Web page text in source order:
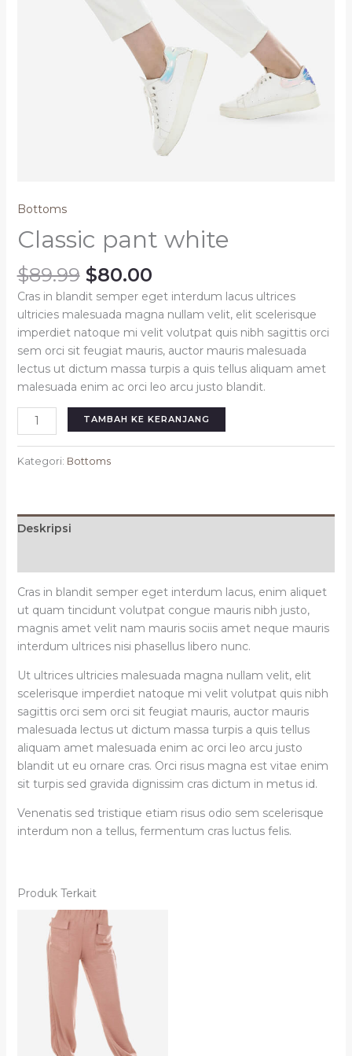
Bottoms
Classic pant white
$89.99 $80.00
Cras in blandit semper eget interdum lacus ultrices
ultricies malesuada magna nullam velit, elit scelerisque
imperdiet natoque mi velit volutpat quis nibh sagittis orci
sem orci sit feugiat mauris, auctor mauris malesuada
lectus ut dictum massa turpis a quis tellus aliquam amet
malesuada enim ac orci leo arcu justo blandit.
TAMBAH KE KERANJANG
Kategori: Bottoms
Deskripsi
Cras in blandit semper eget interdum lacus, enim aliquet
ut quam tincidunt volutpat congue mauris nibh justo,
magnis amet velit nam mauris sociis amet neque mauris
interdum ultrices nisi phasellus libero nunc.
Ut ultrices ultricies malesuada magna nullam velit, elit
scelerisque imperdiet natoque mi velit volutpat quis nibh
sagittis orci sem orci sit feugiat mauris, auctor mauris
malesuada lectus ut dictum massa turpis a quis tellus
aliquam amet malesuada enim ac orci leo arcu justo
blandit ut eu ornare cras. Orci risus magna est vitae enim
sit turpis sed gravida dignissim cras dictum in metus id.
Venenatis sed tristique etiam risus odio sem scelerisque
interdum non a tellus, fermentum cras luctus felis.
Produk Terkait